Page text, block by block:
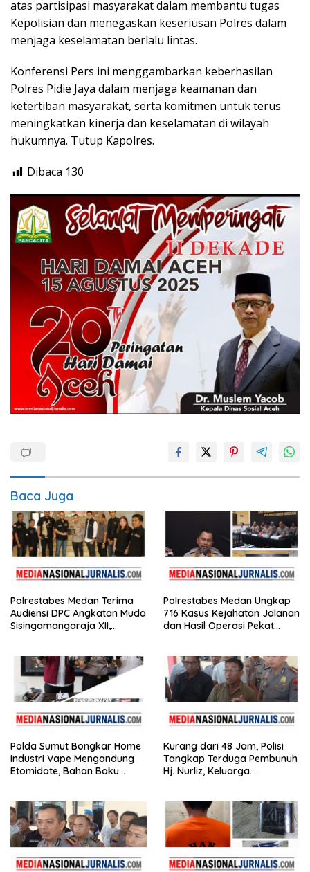
atas partisipasi masyarakat dalam membantu tugas
Kepolisian dan menegaskan keseriusan Polres dalam
menjaga keselamatan berlalu lintas.
Konferensi Pers ini menggambarkan keberhasilan
Polres Pidie Jaya dalam menjaga keamanan dan
ketertiban masyarakat, serta komitmen untuk terus
meningkatkan kinerja dan keselamatan di wilayah
hukumnya. Tutup Kapolres.
Dibaca 130
Baca Juga
Polrestabes Medan Terima
Audiensi DPC Angkatan Muda
Sisingamangaraja XII,
Polrestabes Medan Ungkap
716 Kasus Kejahatan Jalanan
dan Hasil Operasi Pekat
Polda Sumut Bongkar Home
Industri Vape Mengandung
Etomidate, Bahan Baku
Kurang dari 48 Jam, Polisi
Tangkap Terduga Pembunuh
Hj. Nurliz, Keluarga